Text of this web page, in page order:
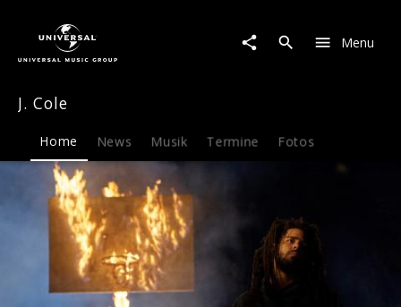
Musik
Merch
Menu
J. Cole
Home News Musik Termine Fotos